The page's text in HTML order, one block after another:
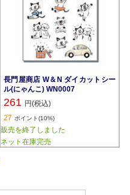
長門屋商店 W＆N ダイカットシー
ル(にゃんこ) WN0007
261 円(税込)
27 ポイント(10%)
販売を終了しました
ネット在庫完売